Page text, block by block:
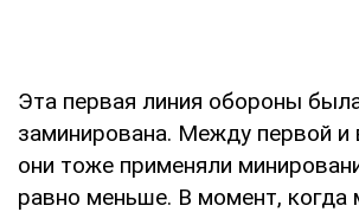
Эта первая линия обороны
заминирована. Между первой и
они тоже применяли
равно меньше. В момент, когда